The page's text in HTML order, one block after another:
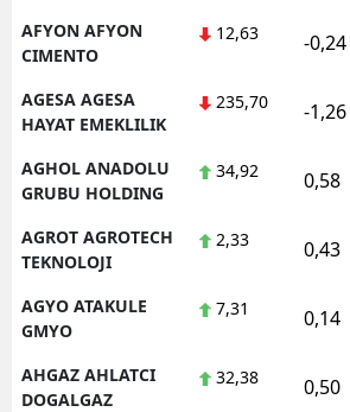
AFYON AFYON
CIMENTO
12,63 -0,24
AGESA AGESA
HAYAT EMEKLILIK
235,70 -1,26
AGHOL ANADOLU
GRUBU HOLDING
34,92 0,58
AGROT AGROTECH
TEKNOLOJI
2,33 0,43
AGYO ATAKULE
GMYO
7,31 0,14
AHGAZ AHLATCI
DOGALGAZ
32,38 0,50